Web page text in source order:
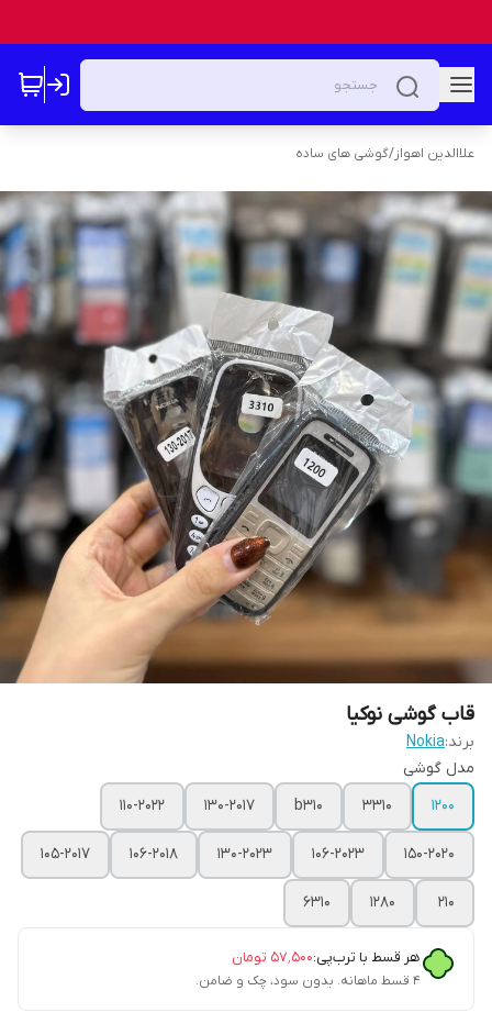
علاالدین اهواز/گوشی های ساده
قاب گوشی نوکیا
برند:Nokia
مدل گوشی
1200
3310
b310
130-2017
110-2022
150-2020
106-2023
130-2023
106-2018
105-2017
210
1280
6310
هر قسط با ترب‌پی:۵۷٬۵۰۰ تومان
۴ قسط ماهانه. بدون سود، چک و ضامن.